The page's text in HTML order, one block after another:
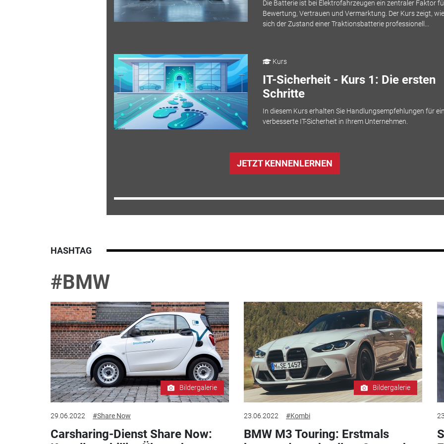
Die Batterie ist bei Elektrofahrzeugen ein zentraler Faktor
Bewertung, Vertrauen und Vermarktung. Der Kurs zeigt, wie
sich der Zustand einer Traktionsbatterie professionell...
Kurs
IT-Sicherheit - Kurs 1: Die ersten
Schritte
In diesem Kurs erhalten Sie Handlungsempfehlungen für
verbesserte IT-Sicherheit in Ihrem Unternehmen.
JETZT KENNENLERNEN
HASHTAG
#BMW
Bildergalerie
29.06.2022 #Share Now
Carsharing-Dienst Share Now:
Bildergalerie
23.06.2022 #Kombi
BMW M3 Touring: Erstmals